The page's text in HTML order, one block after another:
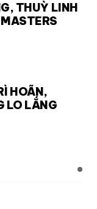
THUỲ LINH
HOÃN,
LO LẮNG